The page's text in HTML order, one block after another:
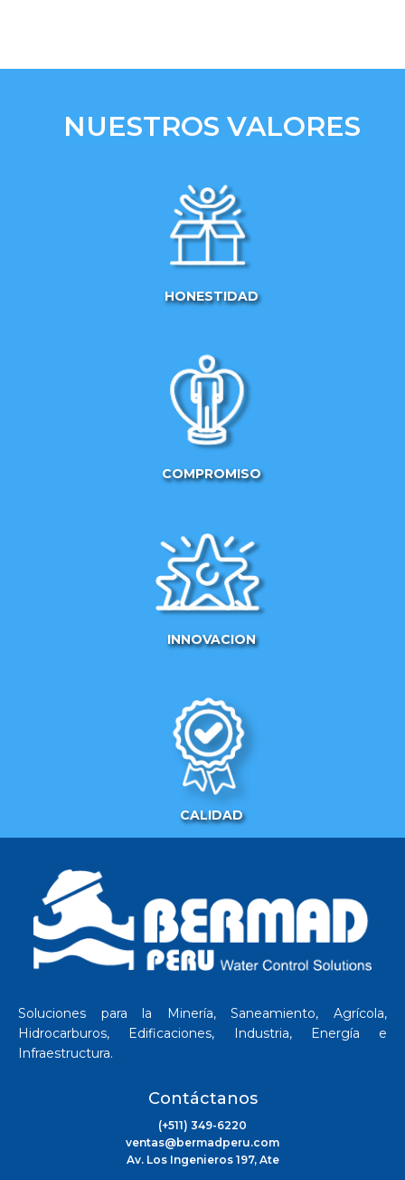
NUESTROS VALORES
HONESTIDAD
COMPROMISO
INNOVACION
CALIDAD
Soluciones para la Minería, Saneamiento, Agrícola,
Hidrocarburos, Edificaciones, Industria, Energía e
Infraestructura.
Contáctanos
(+511) 349-6220
ventas@bermadperu.com
Av. Los Ingenieros 197, Ate